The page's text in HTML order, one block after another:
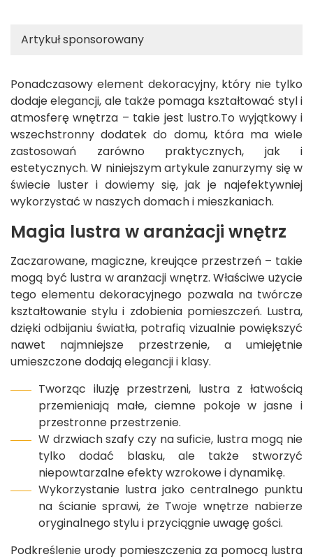
Artykuł sponsorowany
Ponadczasowy element dekoracyjny, który nie tylko
dodaje elegancji, ale także pomaga kształtować styl i
atmosferę wnętrza – takie jest lustro.To wyjątkowy i
wszechstronny dodatek do domu, która ma wiele
zastosowań zarówno praktycznych, jak i
estetycznych. W niniejszym artykule zanurzymy się w
świecie luster i dowiemy się, jak je najefektywniej
wykorzystać w naszych domach i mieszkaniach.
Magia lustra w aranżacji wnętrz
Zaczarowane, magiczne, kreujące przestrzeń – takie
mogą być lustra w aranżacji wnętrz. Właściwe użycie
tego elementu dekoracyjnego pozwala na twórcze
kształtowanie stylu i zdobienia pomieszczeń. Lustra,
dzięki odbijaniu światła, potrafią vizualnie powiększyć
nawet najmniejsze przestrzenie, a umiejętnie
umieszczone dodają elegancji i klasy.
Tworząc iluzję przestrzeni, lustra z łatwością
przemieniają małe, ciemne pokoje w jasne i
przestronne przestrzenie.
W drzwiach szafy czy na suficie, lustra mogą nie
tylko dodać blasku, ale także stworzyć
niepowtarzalne efekty wzrokowe i dynamikę.
Wykorzystanie lustra jako centralnego punktu
na ścianie sprawi, że Twoje wnętrze nabierze
oryginalnego stylu i przyciągnie uwagę gości.
Podkreślenie urody pomieszczenia za pomocą lustra